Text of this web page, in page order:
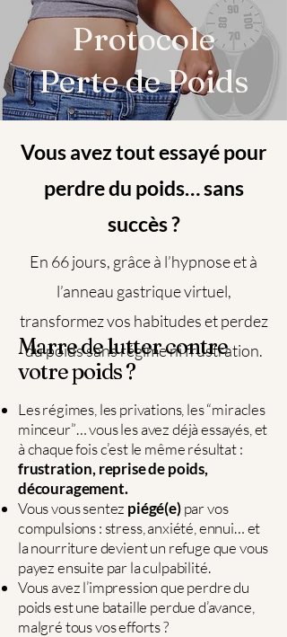
Protocole
Perte de Poids
Vous avez tout essayé pour
perdre du poids… sans
succès ?
En 66 jours, grâce à l’hypnose et à
l’anneau gastrique virtuel,
transformez vos habitudes et perdez
du poids sans régime ni frustration.
Marre de lutter contre
votre poids ?
Les régimes, les privations, les “miracles
minceur”… vous les avez déjà essayés, et
à chaque fois c’est le même résultat :
frustration, reprise de poids,
découragement.
Vous vous sentez piégé(e)par vos
compulsions : stress, anxiété, ennui… et
la nourriture devient un refuge que vous
payez ensuite par la culpabilité.
Vous avez l’impression que perdre du
poids est une bataille perdue d’avance,
malgré tous vos efforts ?